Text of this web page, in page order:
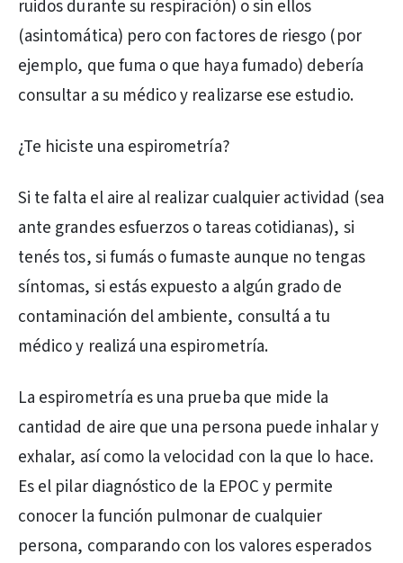
ruidos durante su respiración) o sin ellos
(asintomática) pero con factores de riesgo (por
ejemplo, que fuma o que haya fumado) debería
consultar a su médico y realizarse ese estudio.
¿Te hiciste una espirometría?
Si te falta el aire al realizar cualquier actividad (sea
ante grandes esfuerzos o tareas cotidianas), si
tenés tos, si fumás o fumaste aunque no tengas
síntomas, si estás expuesto a algún grado de
contaminación del ambiente, consultá a tu
médico y realizá una espirometría.
La espirometría es una prueba que mide la
cantidad de aire que una persona puede inhalar y
exhalar, así como la velocidad con la que lo hace.
Es el pilar diagnóstico de la EPOC y permite
conocer la función pulmonar de cualquier
persona, comparando con los valores esperados